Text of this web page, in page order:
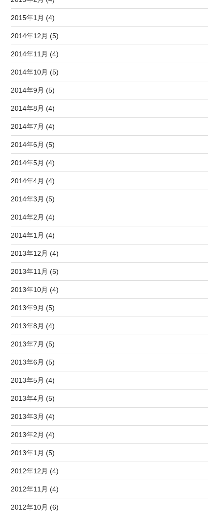
2015年1月 (4)
2014年12月 (5)
2014年11月 (4)
2014年10月 (5)
2014年9月 (5)
2014年8月 (4)
2014年7月 (4)
2014年6月 (5)
2014年5月 (4)
2014年4月 (4)
2014年3月 (5)
2014年2月 (4)
2014年1月 (4)
2013年12月 (4)
2013年11月 (5)
2013年10月 (4)
2013年9月 (5)
2013年8月 (4)
2013年7月 (5)
2013年6月 (5)
2013年5月 (4)
2013年4月 (5)
2013年3月 (4)
2013年2月 (4)
2013年1月 (5)
2012年12月 (4)
2012年11月 (4)
2012年10月 (6)